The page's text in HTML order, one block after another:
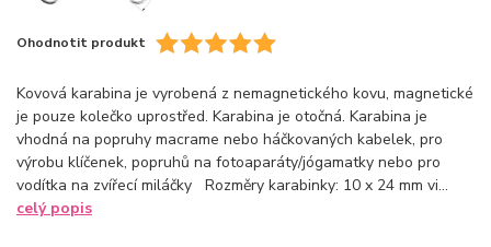
Ohodnotit produkt
Kovová karabina je vyrobená z nemagnetického kovu, magnetické
je pouze kolečko uprostřed. Karabina je otočná. Karabina je
vhodná na popruhy macrame nebo háčkovaných kabelek, pro
výrobu klíčenek, popruhů na fotoaparáty/jógamatky nebo pro
vodítka na zvířecí miláčky Rozměry karabinky: 10 x 24 mm vi...
celý popis